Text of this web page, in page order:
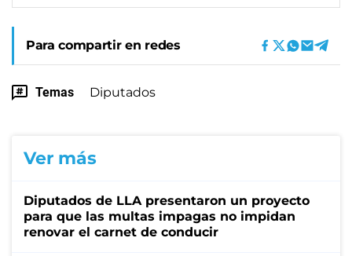
Para compartir en redes
Temas Diputados
Ver más
Diputados de LLA presentaron un proyecto
para que las multas impagas no impidan
renovar el carnet de conducir